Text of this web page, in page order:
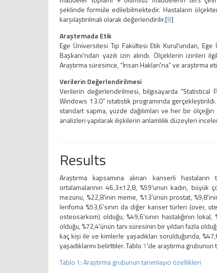
şeklinde formüle edilebilmektedir. Hastaların
karşılaştırılmalı olarak değerlendirilir.[8]
Araştırmada Etik
Ege Üniversitesi Tıp Fakültesi Etik Kurul'undan,
Başkanı'ndan yazılı izin alındı. Ölçeklerin izinleri
Araştırma süresince, “İnsan Hakları'na” ve araştırma
Verilerin Değerlendirilmesi
Verilerin değerlendirilmesi, bilgisayarda “Statistical
Windows 13.0” istatistik programında
standart sapma, yüzde dağılımları ve her bir ölçeğin
analizleri yapılarak ilişkilerin anlamlılık düzeyleri
Results
Araştırma kapsamına alınan kanserli hastaların
ortalamalarının 46,3±12,8, %59'unun kadın, büyük
mezunu, %22,8'inin meme, %13'ünün prostat,
lenfoma %53,6'sının da diğer kanser türleri (over,
osteosarkom) olduğu, %49,6'sının hastalığının
olduğu, %72,4'ünün tanı süresinin bir yıldan fazla
kaç kişi ile ve kimlerle yaşadıkları sorulduğunda,
yaşadıklarını belirttiler. Tablo 1'de araştırma grubunun
Tablo 1: Araştırma grubunun tanımlayıcı özellikleri